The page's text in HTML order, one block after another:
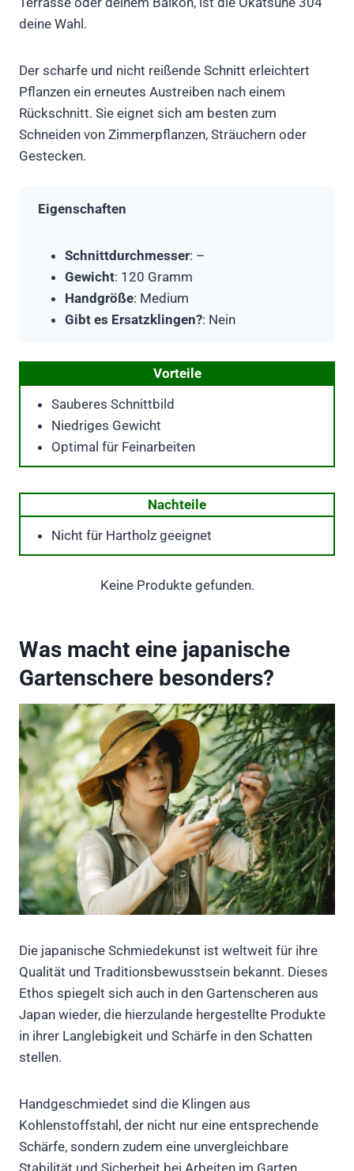
deine Wahl.
Der scharfe und nicht reißende Schnitt erleichtert
Pflanzen ein erneutes Austreiben nach einem
Rückschnitt. Sie eignet sich am besten zum
Schneiden von Zimmerpflanzen, Sträuchern oder
Gestecken.
Eigenschaften
Schnittdurchmesser: –
Gewicht: 120 Gramm
Handgröße: Medium
Gibt es Ersatzklingen?: Nein
Vorteile
Sauberes Schnittbild
Niedriges Gewicht
Optimal für Feinarbeiten
Nachteile
Nicht für Hartholz geeignet
Keine Produkte gefunden.
Was macht eine japanische
Gartenschere besonders?
Die japanische Schmiedekunst ist weltweit für ihre
Qualität und Traditionsbewusstsein bekannt. Dieses
Ethos spiegelt sich auch in den Gartenscheren aus
Japan wieder, die hierzulande hergestellte Produkte
in ihrer Langlebigkeit und Schärfe in den Schatten
stellen.
Handgeschmiedet sind die Klingen aus
Kohlenstoffstahl, der nicht nur eine entsprechende
Schärfe, sondern zudem eine unvergleichbare
Stabilität und Sicherheit bei Arbeiten im Garten